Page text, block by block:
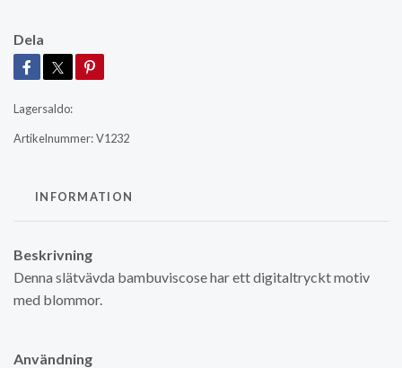
Dela
Lagersaldo:
Artikelnummer:V1232
INFORMATION
Beskrivning
Denna slätvävda bambuviscose har ett digitaltryckt motiv
med blommor.
Användning